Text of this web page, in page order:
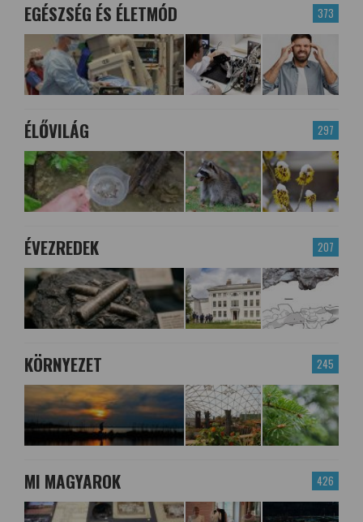
373
EGÉSZSÉG ÉS ÉLETMÓD
297
ÉLŐVILÁG
207
ÉVEZREDEK
245
KÖRNYEZET
426
MI MAGYAROK